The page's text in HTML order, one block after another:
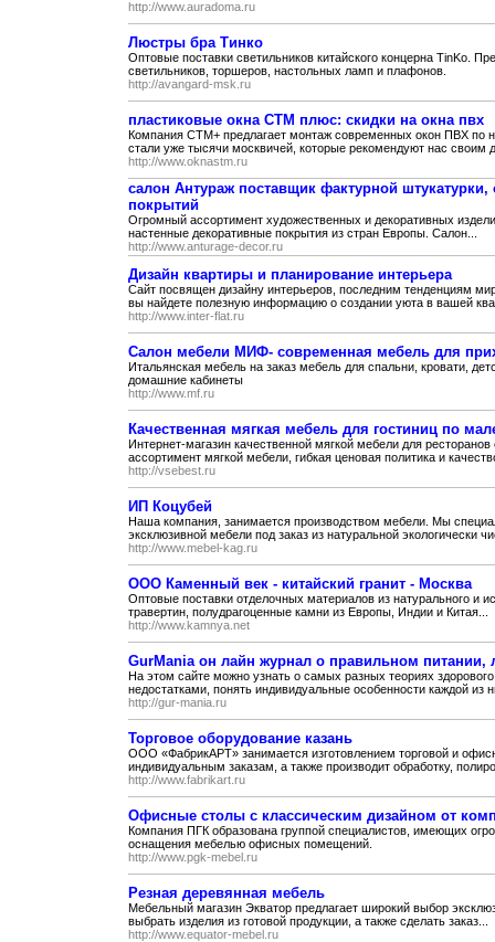
http://www.auradoma.ru
Люстры бра Тинко
Оптовые поставки светильников китайского концерна TinKo.
светильников, торшеров, настольных ламп и плафонов.
http://avangard-msk.ru
пластиковые окна СТМ плюс: скидки на окна пвх
Компания СТМ+ предлагает монтаж современных окон ПВХ по
стали уже тысячи москвичей, которые рекомендуют нас своим
http://www.oknastm.ru
салон Антураж поставщик фактурной
покрытий
Огромный ассортимент художественных и декоративных
настенные декоративные покрытия из стран Европы. Салон...
http://www.anturage-decor.ru
Дизайн квартиры и планирование интерьера
Сайт посвящен дизайну интерьеров, последним тенденциям
вы найдете полезную информацию о создании уюта в вашей
http://www.inter-flat.ru
Салон мебели МИФ- современная мебель для
Итальянская мебель на заказ мебель для спальни, кровати,
домашние кабинеты
http://www.mf.ru
Качественная мягкая мебель для гостиниц по
Интернет-магазин качественной мягкой мебели для
ассортимент мягкой мебели, гибкая ценовая политика и
http://vsebest.ru
ИП Коцубей
Наша компания, занимается производством мебели. Мы
эксклюзивной мебели под заказ из натуральной экологически
http://www.mebel-kag.ru
ООО Каменный век - китайский гранит - Москва
Оптовые поставки отделочных материалов из натурального и
травертин, полудрагоценные камни из Европы, Индии и Китая...
http://www.kamnya.net
GurMania он лайн журнал о правильном питании,
На этом сайте можно узнать о самых разных теориях
недостатками, понять индивидуальные особенности каждой из
http://gur-mania.ru
Торговое оборудование казань
ООО «ФабрикАРТ» занимается изготовлением торговой и
индивидуальным заказам, а также производит обработку,
http://www.fabrikart.ru
Офисные столы с классическим дизайном от
Компания ПГК образована группой специалистов, имеющих
оснащения мебелью офисных помещений.
http://www.pgk-mebel.ru
Резная деревянная мебель
Мебельный магазин Экватор предлагает широкий выбор
выбрать изделия из готовой продукции, а также сделать заказ...
http://www.equator-mebel.ru